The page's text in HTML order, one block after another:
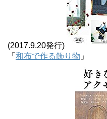
(2017.9.20発行)
「 和布で作る飾り物 」